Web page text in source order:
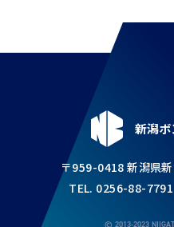
新潟
〒959-0418 新潟県
TEL. 0256-88-
© 2013-2023